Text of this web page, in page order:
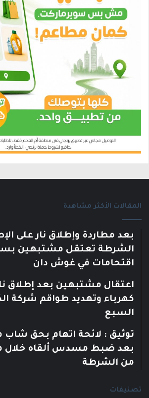
المقالات الأكثر مشاهدة
بعد مطاردة وإطلاق نار على
الشرطة تعتقل مشتبهين
اقتحامات في غوش دان
اعتقال مشتبهين بعد إطلاق
كهرباء وتهديد طواقم شركة
السبع
توثيق : لائحة اتهام بحق شاب
بعد ضبط مسدس ألقاه خلال
من الشرطة
تصنيفات